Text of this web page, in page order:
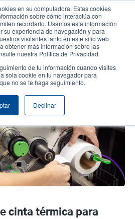
en su computadora. Estas cookies
sobre cómo interactúa con
recordarlo. Usamos esta información
su experiencia de navegación y para
visitantes tanto en este sitio web
obtener más información sobre las
nuestra Política de Privacidad.
de tu información cuando visites
sola cookie en tu navegador para
no se te haga seguimiento.
Declinar
User
account
menu
User
Selector de productos
cinta térmica para